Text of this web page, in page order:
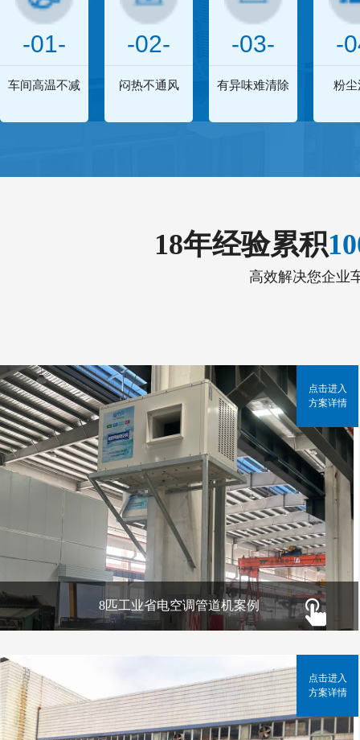
-01-
车间高温不减
-02-
闷热不通风
-03-
有异味难清除
-
粉尘
18年经验累积
高效解决您企业
8匹工业省电空调管道机案例
点击进入
方案详情
点击进入
方案详情